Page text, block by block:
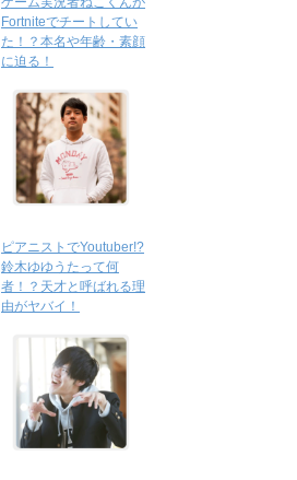
Fortniteでチートしてい
た！？本名や年齢・素顔
に迫る！
ピアニストでYoutuber!?
鈴木ゆゆうたって何
者！？天才と呼ばれる理
由がヤバイ！